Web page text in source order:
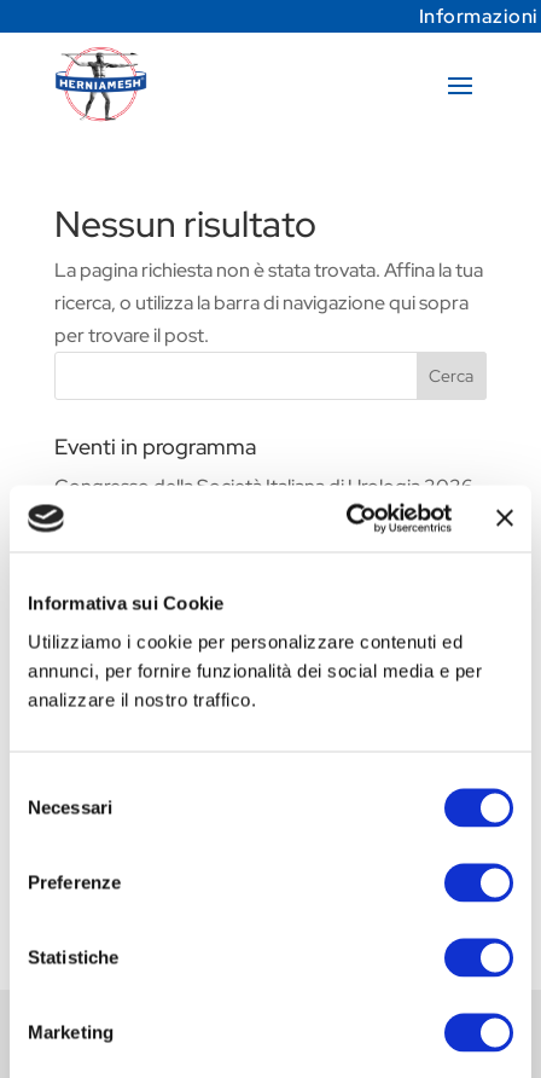
Informativa sui Cookie
Utilizziamo i cookie per personalizzare contenuti ed
annunci, per fornire funzionalità dei social media e per
analizzare il nostro traffico.
delNecessari
Preferenze
Statistiche
Marketing
Informazioni
Nessun risultato
La pagina richiesta non è stata trovata. Affina la tua
ricerca, o utilizza la barra di navigazione qui sopra
per trovare il post.
Cerca
Eventi in programma
Congresso della Società Italiana di Urologia 2026
Fiera Commerciale WHX Dubai 2026
– STEP I
CORSO DI FORMAZIONE: SCUOLA SIC-ISHAWS
– STEP II